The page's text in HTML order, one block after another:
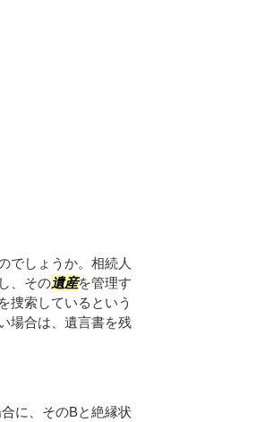
でしょうか。相続人
、その遺産を管理す
捜索しているという
場合は、遺言書を残
に、そのBと絶縁状